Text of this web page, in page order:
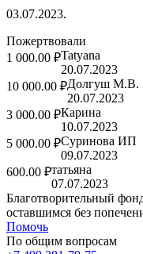
03.07.2023.
Пожертвовали
1 000.00 ₽Tatyana
20.07.2023
10 000.00 ₽Долгуш М.В.
20.07.2023
3 000.00 ₽Карина
10.07.2023
5 000.00 ₽Суринова ИП
09.07.2023
600.00 ₽татьяна
07.07.2023
Благотворительный
оставшимся без
Помочь
По общим вопросам